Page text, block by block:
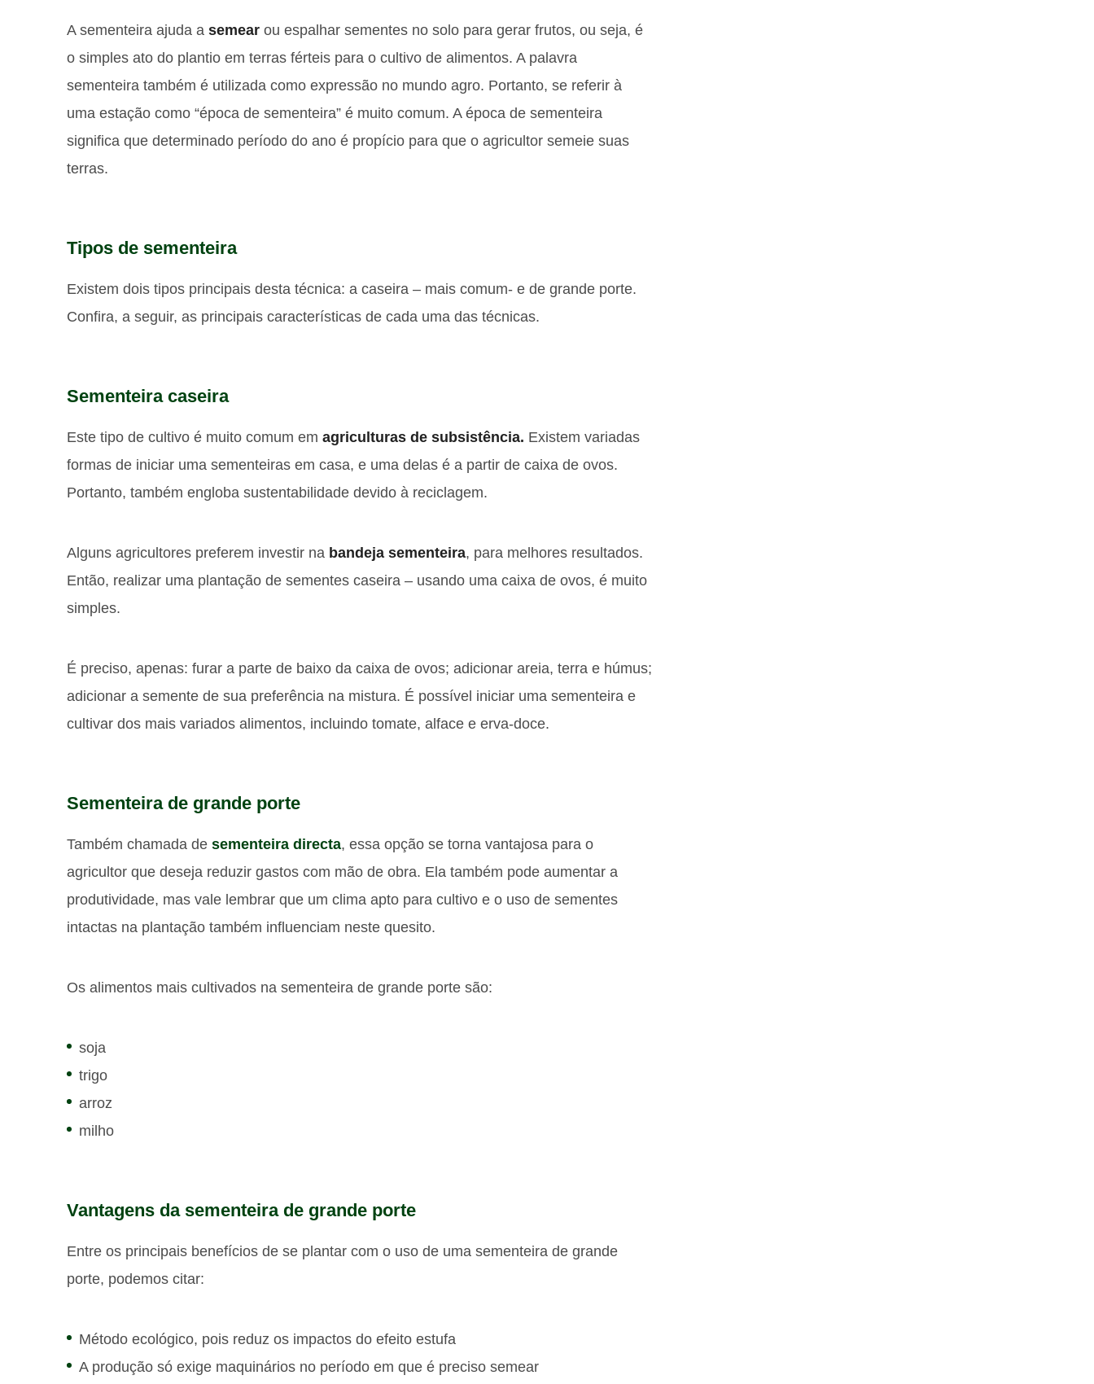
A sementeira ajuda a semear ou espalhar sementes no solo para gerar frutos, ou seja, é
o simples ato do plantio em terras férteis para o cultivo de alimentos. A palavra
sementeira também é utilizada como expressão no mundo agro. Portanto, se referir à
uma estação como “época de sementeira” é muito comum. A época de sementeira
significa que determinado período do ano é propício para que o agricultor semeie suas
terras.
Tipos de sementeira
Existem dois tipos principais desta técnica: a caseira – mais comum- e de grande porte.
Confira, a seguir, as principais características de cada uma das técnicas.
Sementeira caseira
Este tipo de cultivo é muito comum em agriculturas de subsistência. Existem variadas
formas de iniciar uma sementeiras em casa, e uma delas é a partir de caixa de ovos.
Portanto, também engloba sustentabilidade devido à reciclagem.
Alguns agricultores preferem investir na bandeja sementeira, para melhores resultados.
Então, realizar uma plantação de sementes caseira – usando uma caixa de ovos, é muito
simples.
É preciso, apenas: furar a parte de baixo da caixa de ovos; adicionar areia, terra e húmus;
adicionar a semente de sua preferência na mistura. É possível iniciar uma sementeira e
cultivar dos mais variados alimentos, incluindo tomate, alface e erva-doce.
Sementeira de grande porte
Também chamada de sementeira directa, essa opção se torna vantajosa para o
agricultor que deseja reduzir gastos com mão de obra. Ela também pode aumentar a
produtividade, mas vale lembrar que um clima apto para cultivo e o uso de sementes
intactas na plantação também influenciam neste quesito.
Os alimentos mais cultivados na sementeira de grande porte são:
soja
trigo
arroz
milho
Vantagens da sementeira de grande porte
Entre os principais benefícios de se plantar com o uso de uma sementeira de grande
porte, podemos citar:
Método ecológico, pois reduz os impactos do efeito estufa
A produção só exige maquinários no período em que é preciso semear